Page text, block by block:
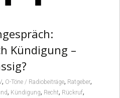
Kündigung –
, O-Töne / Radiobeiträge, Ratgeber,
, Kündigung, Recht, Rückruf,